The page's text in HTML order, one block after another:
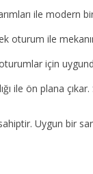
ile modern
oturum ile
için
ile ön plana çıkar.
Uygun bir